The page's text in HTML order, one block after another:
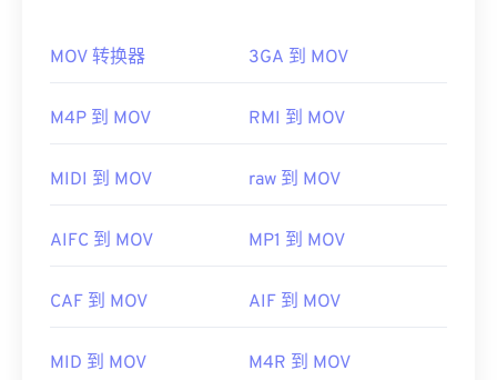
默认情况下，MOV 文件使用QuickTime
Windows Media Player
打开，但较新版本的播放器无
请使用VLC Media Player
，该播放器支持多种平
请注意，另外两种文件类型也使用 MOV 扩展名。它
戏相关。Apple 并未开发这些技术，因此它们无法在
MOV 转换器 3GA 到 MOV
M4P 到 MOV RMI 到 MOV
MIDI 到 MOV raw 到 MOV
AIFC 到 MOV MP1 到 MOV
CAF 到 MOV AIF 到 MOV
MID 到 MOV M4R 到 MOV